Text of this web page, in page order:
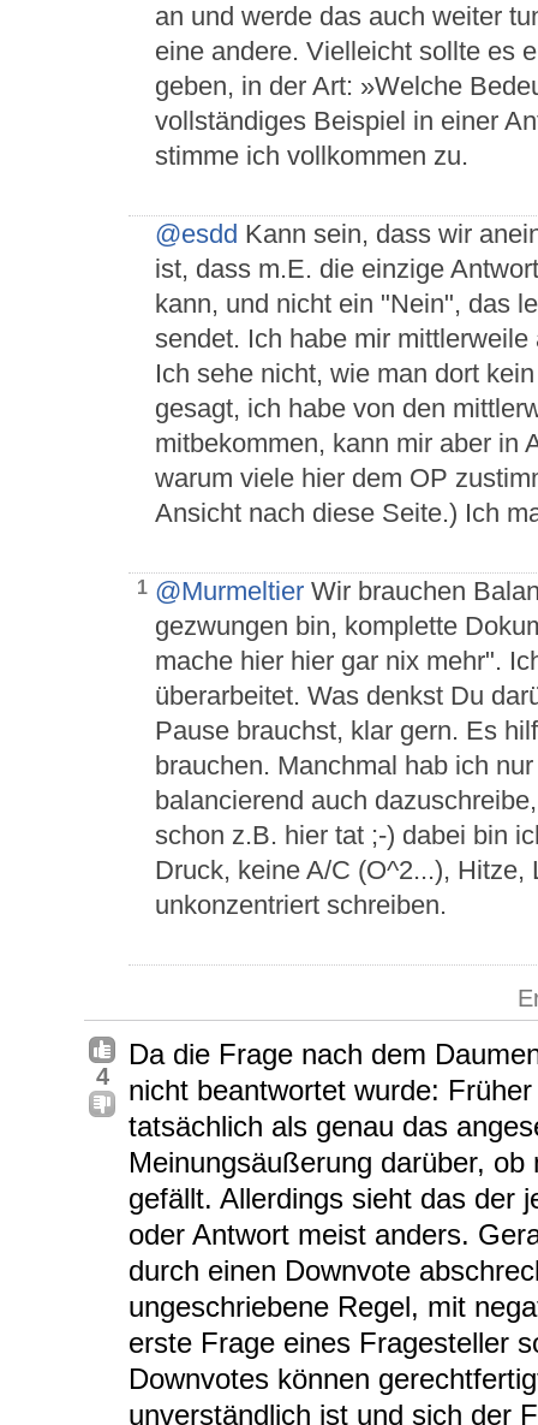
an und werde das auch weiter
eine andere. Vielleicht sollte es
geben, in der Art: »Welche
vollständiges Beispiel in einer
stimme ich vollkommen zu.
@esdd Kann sein, dass wir
ist, dass m.E. die einzige
kann, und nicht ein "Nein", das
sendet. Ich habe mir
Ich sehe nicht, wie man dort
gesagt, ich habe von den
mitbekommen, kann mir aber in
warum viele hier dem OP
Ansicht nach diese Seite.) Ich
1 @Murmeltier Wir brauchen
gezwungen bin, komplette
mache hier hier gar nix mehr".
überarbeitet. Was denkst Du
Pause brauchst, klar gern. Es
brauchen. Manchmal hab ich
balancierend auch
schon z.B. hier tat ;-) dabei bin
Druck, keine A/C (O^2...), Hitze,
unkonzentriert schreiben.
4
Da die Frage nach dem
nicht beantwortet wurde:
tatsächlich als genau das
Meinungsäußerung darüber,
gefällt. Allerdings sieht das der
oder Antwort meist anders.
durch einen Downvote
ungeschriebene Regel, mit
erste Frage eines Fragesteller
Downvotes können
unverständlich ist und sich der